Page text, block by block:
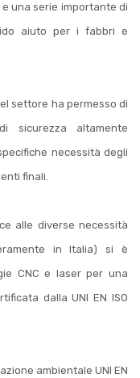
una serie importante di
aiuto per i fabbri e
settore ha permesso di
sicurezza altamente
necessità degli
finali.
alle diverse necessità
in Italia) si è
CNC e laser per una
dalla UNI EN ISO
ambientale UNI EN